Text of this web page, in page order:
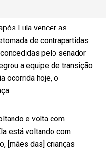
Lula vencer as
de contrapartidas
pelo senador
a equipe de transição
ocorrida hoje, o
e volta com
está voltando com
[mães das] crianças